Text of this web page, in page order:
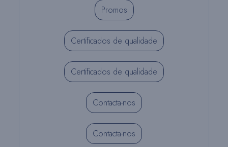
Promos
Certificados de qualidade
Certificados de qualidade
Contacta-nos
Contacta-nos